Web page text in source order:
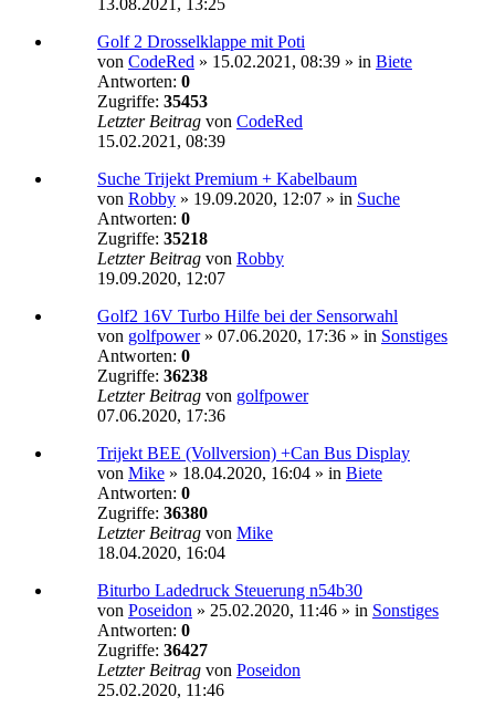
13.08.2021, 13:25
Golf 2 Drosselklappe mit Poti
von CodeRed » 15.02.2021, 08:39 » in Biete
Antworten: 0
Zugriffe: 35453
Letzter Beitrag von CodeRed
15.02.2021, 08:39
Suche Trijekt Premium + Kabelbaum
von Robby » 19.09.2020, 12:07 » in Suche
Antworten: 0
Zugriffe: 35218
Letzter Beitrag von Robby
19.09.2020, 12:07
Golf2 16V Turbo Hilfe bei der Sensorwahl
von golfpower» 07.06.2020, 17:36 » in Sonstiges
Antworten: 0
Zugriffe: 36238
Letzter Beitrag von golfpower
07.06.2020, 17:36
Trijekt BEE (Vollversion) +Can Bus Display
von Mike » 18.04.2020, 16:04 » in Biete
Antworten: 0
Zugriffe: 36380
Letzter Beitrag von Mike
18.04.2020, 16:04
Biturbo Ladedruck Steuerung n54b30
von Poseidon » 25.02.2020, 11:46 » in Sonstiges
Antworten: 0
Zugriffe: 36427
Letzter Beitrag von Poseidon
25.02.2020, 11:46